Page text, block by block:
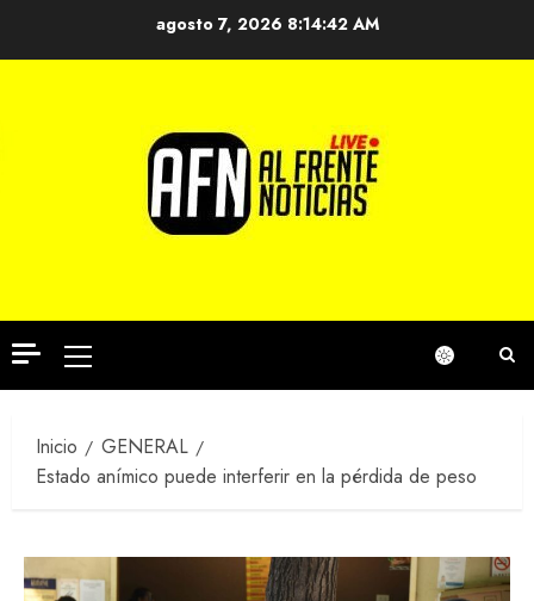
agosto 7, 2026 8:14:43 AM
Menú
principal
Inicio
GENERAL
Estado anímico puede interferir en la pérdida de peso